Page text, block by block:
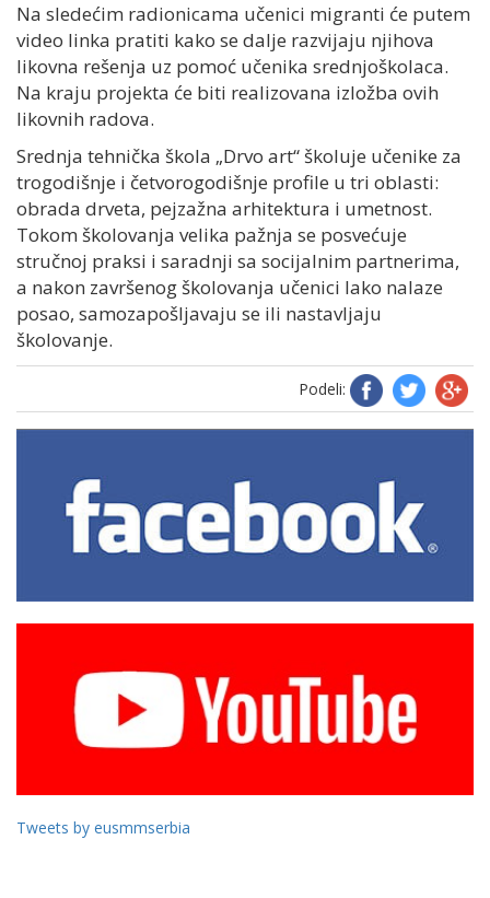
Na sledećim radionicama učenici migranti će putem
video linka pratiti kako se dalje razvijaju njihova
likovna rešenja uz pomoć učenika srednjoškolaca.
Na kraju projekta će biti realizovana izložba ovih
likovnih radova.
Srednja tehnička škola „Drvo art“ školuje učenike za
trogodišnje i četvorogodišnje profile u tri oblasti:
obrada drveta, pejzažna arhitektura i umetnost.
Tokom školovanja velika pažnja se posvećuje
stručnoj praksi i saradnji sa socijalnim partnerima,
a nakon završenog školovanja učenici lako nalaze
posao, samozapošljavaju se ili nastavljaju
školovanje.
Podeli:
Tweets by eusmmserbia